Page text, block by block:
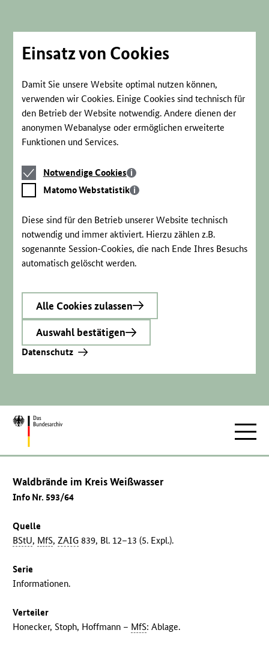
Einsatz von Cookies
Damit Sie unsere Website optimal nutzen können,
verwenden wir Cookies. Einige Cookies sind technisch für
den Betrieb der Website notwendig. Andere dienen der
anonymen Webanalyse oder ermöglichen erweiterte
Funktionen und Services.
Notwendige
Cookies
Notwendige Cookies
Matomo
Webstatistik
Matomo Webstatistik
Diese sind für den Betrieb unserer Website technisch
notwendig und immer aktiviert. Hierzu zählen z.B.
sogenannte Session-Cookies, die nach Ende Ihres Besuchs
automatisch gelöscht werden.
Alle Cookies zulassen
Auswahl bestätigen
Datenschutz
Zur
Waldbrände im Kreis Weißwasser
Info Nr. 593/64
Quelle
BStU, MfS,ZAIG 839, Bl. 12–13 (5. Expl.).
Serie
Informationen.
Verteiler
Honecker, Stoph, Hoffmann – MfS: Ablage.